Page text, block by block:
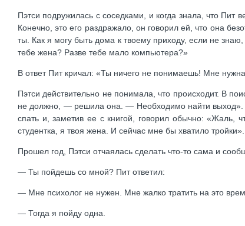
Пэтси подружилась с соседками, и когда знала, что
Конечно, это его раздражало, он говорил ей, что она
ты. Как я могу быть дома к твоему приходу, если не
тебе жена? Разве тебе мало компьютера?»
В ответ Пит кричал: «Ты ничего не понимаешь! Мне
Пэтси действительно не понимала, что происходит. В
не должно, — решила она. — Необходимо найти выход».
спать и, заметив ее с книгой, говорил обычно: «Жаль,
студентка, я твоя жена. И сейчас мне бы хватило
Прошел год, Пэтси отчаялась сделать что-то сама и
— Ты пойдешь со мной? Пит ответил:
— Мне психолог не нужен. Мне жалко тратить на это
— Тогда я пойду одна.